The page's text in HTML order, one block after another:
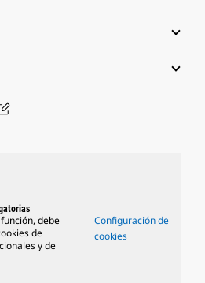
debe
de
y de
Configuración de
cookies